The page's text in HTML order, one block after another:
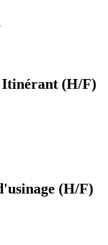
Itinérant (H/F)
(H/F)